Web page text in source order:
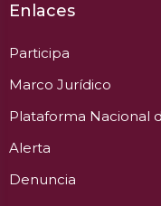
Enlaces
Participa
Marco Jurídico
Plataforma Nacional
Alerta
Denuncia